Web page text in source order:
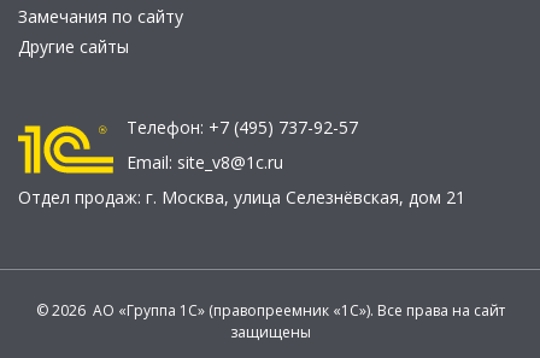
Замечания по сайту
Другие сайты
Телефон: +7 (495) 737-92-57
Email: site_v8@1c.ru
Отдел продаж: г. Москва, улица Селезнёвская, дом 21
© 2026 АО «Группа 1С» (правопреемник «1С»). Все права на сайт
защищены